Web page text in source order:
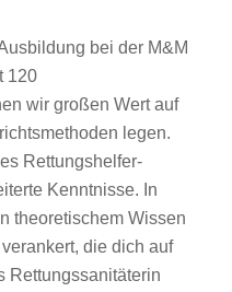
bei der M&M
120
wir großen Wert auf
legen.
Rettungshelfer-
Kenntnisse. In
theoretischem Wissen
die dich auf
Rettungssanitäterin